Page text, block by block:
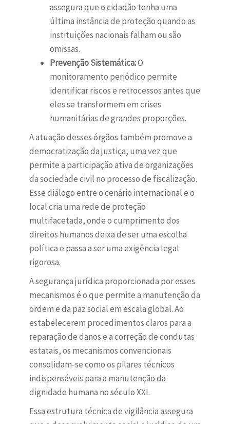
assegura que o cidadão tenha uma
última instância de proteção quando as
instituições nacionais falham ou são
omissas.
Prevenção Sistemática:O
monitoramento periódico permite
identificar riscos e retrocessos antes que
eles se transformem em crises
humanitárias de grandes proporções.
A atuação desses órgãos também promove a
democratização da justiça, uma vez que
permite a participação ativa de organizações
da sociedade civil no processo de fiscalização.
Esse diálogo entre o cenário internacional e o
local cria uma rede de proteção
multifacetada, onde o cumprimento dos
direitos humanos deixa de ser uma escolha
política e passa a ser uma exigência legal
rigorosa.
A segurança jurídica proporcionada por esses
mecanismos é o que permite a manutenção da
ordem e da paz social em escala global. Ao
estabelecerem procedimentos claros para a
reparação de danos e a correção de condutas
estatais, os mecanismos convencionais
consolidam-se como os pilares técnicos
indispensáveis para a manutenção da
dignidade humana no século XXI.
Essa estrutura técnica de vigilância assegura